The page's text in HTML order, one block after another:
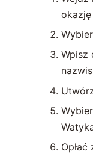
okazję
Wpisz